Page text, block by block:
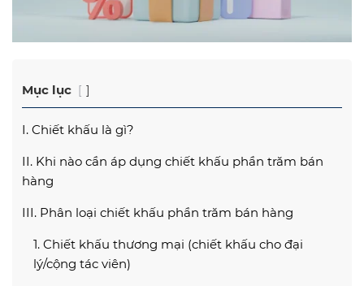
Mục lục
I. Chiết khấu là gì?
II. Khi nào cần áp dụng chiết khấu phần trăm bán
hàng
III. Phân loại chiết khấu phần trăm bán hàng
1. Chiết khấu thương mại (chiết khấu cho đại
lý/cộng tác viên)